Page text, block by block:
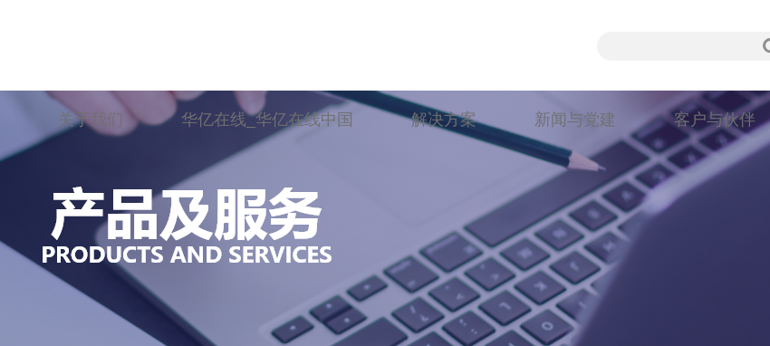
关于我们 华亿在线_华亿在线中国 解决方案 新闻与党建 客户与伙伴